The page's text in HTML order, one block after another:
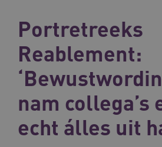
Portretreeks
Reablement:
nam collega’s
echt álles uit